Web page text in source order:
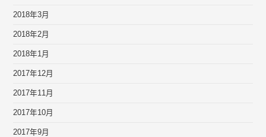
2018年3月
2018年2月
2018年1月
2017年12月
2017年11月
2017年10月
2017年9月